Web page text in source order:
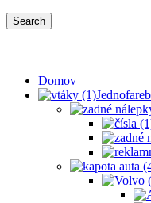
Search
Domov